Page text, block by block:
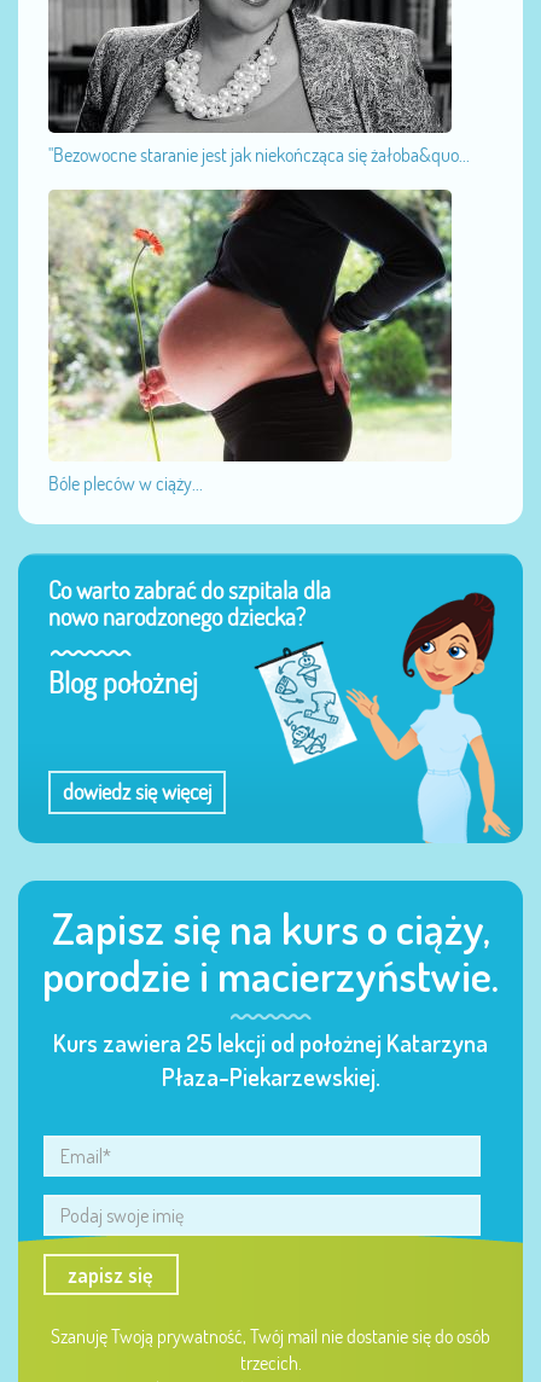
"Bezowocne staranie jest jak niekończąca się żałoba&quo...
Bóle pleców w ciąży...
Co warto zabrać do szpitala dla
nowo narodzonego dziecka?
Blog położnej
dowiedz się więcej
Zapisz się na kurs o ciąży,
porodzie i macierzyństwie.
Kurs zawiera 25 lekcji od położnej Katarzyna
Płaza-Piekarzewskiej.
zapisz się
Szanuję Twoją prywatność, Twój mail nie dostanie się do osób
trzecich.